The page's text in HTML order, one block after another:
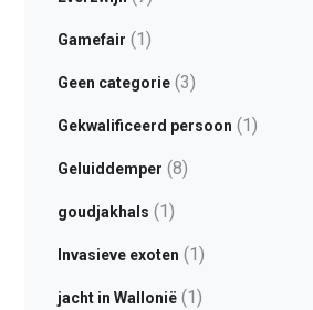
Gamefair (1)
Geen categorie(3)
Gekwalificeerd persoon (1)
Geluiddemper (8)
goudjakhals (1)
Invasieve exoten (1)
jacht in Wallonië(1)